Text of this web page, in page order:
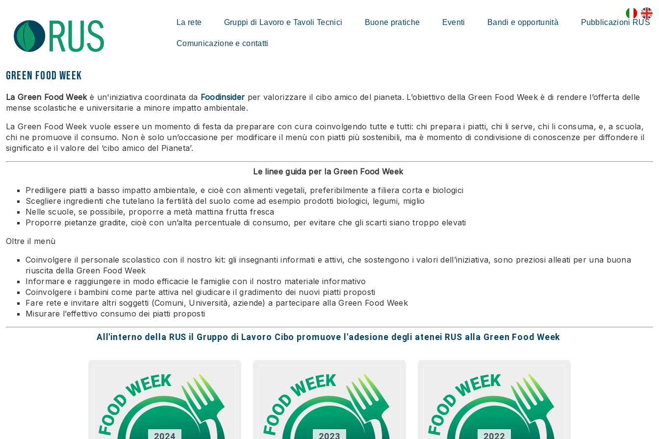
La rete Gruppi di Lavoro e Tavoli Tecnici Buone pratiche Eventi Bandi e opportunità Pubblicazioni RUS
Comunicazione e contatti
Green Food Week
La Green Food Weekè un'iniziativa coordinata da Foodinsider per valorizzare il cibo amico del pianeta. L’obiettivo della Green Food Week è di rendere l’offerta delle
mense scolastiche e universitarie a minore impatto ambientale.
La Green Food Week vuole essere un momento di festa da preparare con cura coinvolgendo tutte e tutti: chi prepara i piatti, chi li serve, chi li consuma, e, a scuola,
chi ne promuove il consumo. Non è solo un’occasione per modificare il menù con piatti più sostenibili, ma è momento di condivisione di conoscenze per diffondere il
significato e il valore del ‘cibo amico del Pianeta’.
Le linee guida per la Green Food Week
Prediligere piatti a basso impatto ambientale, e cioè con alimenti vegetali, preferibilmente a filiera corta e biologici
Scegliere ingredienti che tutelano la fertilità del suolo come ad esempio prodotti biologici, legumi, miglio
Nelle scuole, se possibile, proporre a metà mattina frutta fresca
Proporre pietanze gradite, cioè con un’alta percentuale di consumo, per evitare che gli scarti siano troppo elevati
Oltre il menù
Coinvolgere il personale scolastico con il nostro kit: gli insegnanti informati e attivi, che sostengono i valori dell’iniziativa, sono preziosi alleati per una buona
riuscita della Green Food Week
Informare e raggiungere in modo efficacie le famiglie con il nostro materiale informativo
Coinvolgere i bambini come parte attiva nel giudicare il gradimento dei nuovi piatti proposti
Fare rete e invitare altri soggetti (Comuni, Università, aziende) a partecipare alla Green Food Week
Misurare l’effettivo consumo dei piatti proposti
All'interno della RUS il Gruppo di Lavoro Cibo promuove l'adesione degli atenei RUS alla Green Food Week
2024 2023 2022